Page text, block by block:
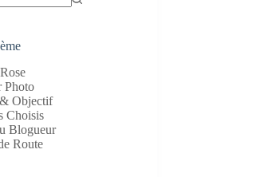
Photo
Objectif
Choisis
Blogueur
Route